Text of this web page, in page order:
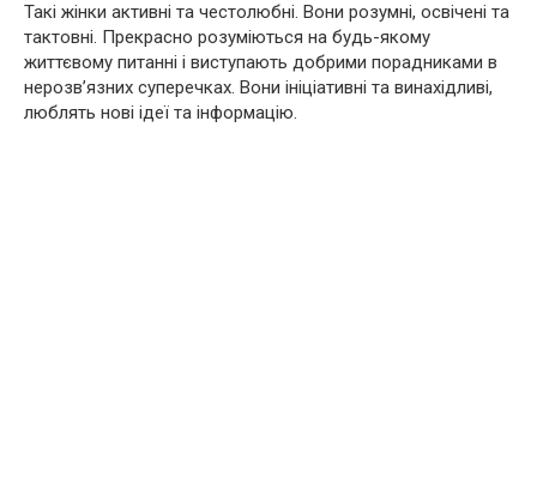
Такі жінки активні та честолюбні. Вони розумні, освічені та
тактовні. Прекрасно розуміються на будь-якому
життєвому питанні і виступають добрими порадниками в
нерозв’язних суперечках. Вони ініціативні та винахідливі,
люблять нові ідеї та інформацію.